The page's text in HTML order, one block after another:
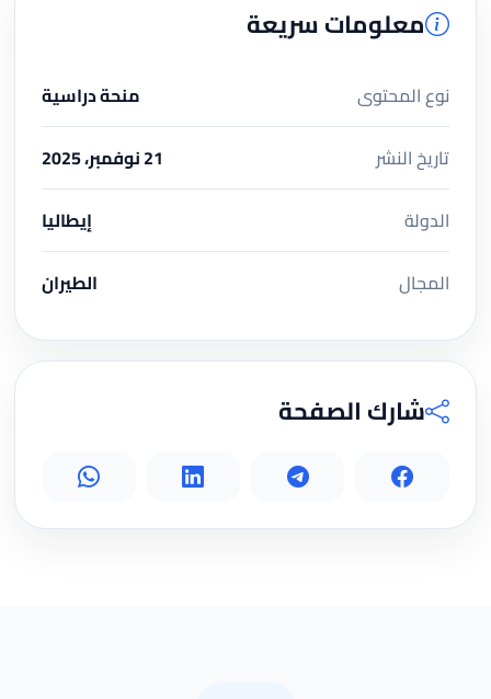
معلومات سريعة
نوع المحتوى
منحة دراسية
تاريخ النشر
21 نوفمبر، 2025
الدولة
إيطاليا
المجال
الطيران
شارك الصفحة